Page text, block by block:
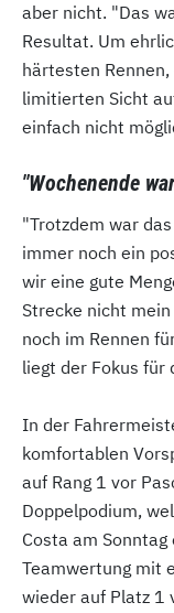
aber nicht. "Das
Resultat. Um
härtesten
limitierten Sicht
einfach nicht
"Wochenende
"Trotzdem war
immer noch ein
wir eine gute
Strecke nicht
noch im Rennen
liegt der Fokus für
In der
komfortablen
auf Rang 1 vor
Doppelpodium,
Costa am
Teamwertung mit
wieder auf Platz 1